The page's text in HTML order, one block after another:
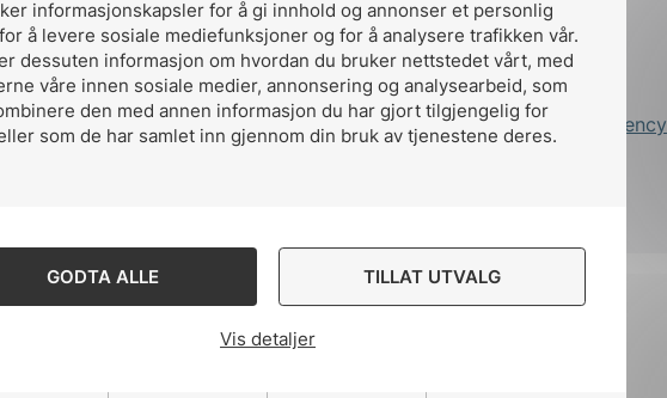
informasjonskapsler for å gi innhold og annonser et personlig
å levere sosiale mediefunksjoner og for å analysere trafikken vår.
dessuten informasjon om hvordan du bruker nettstedet vårt, med
våre innen sosiale medier, annonsering og analysearbeid, som
den med annen informasjon du har gjort tilgjengelig for
som de har samlet inn gjennom din bruk av tjenestene deres.
GODTA ALLE TILLAT UTVALG
Vis detaljer
Designed and developed by Stem Agency